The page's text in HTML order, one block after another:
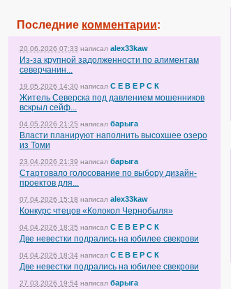
Последние комментарии:
20.06.2026 07:33 написал alex33kaw
Из-за крупной задолженности по алиментам
северчанин...
19.05.2026 14:30 написал С Е В Е Р С К
Житель Северска под давлением мошенников
вскрыл сейф...
04.05.2026 21:25 написал барыга
Власти планируют наполнить высохшее озеро
из Томи
23.04.2026 21:39 написал барыга
Стартовало голосование по выбору дизайн-
проектов для...
07.04.2026 15:18 написал alex33kaw
Конкурс чтецов «Колокол Чернобыля»
04.04.2026 18:35 написал С Е В Е Р С К
Две невестки подрались на юбилее свекрови
04.04.2026 18:34 написал С Е В Е Р С К
Две невестки подрались на юбилее свекрови
27.03.2026 19:54 написал барыга